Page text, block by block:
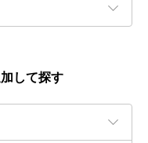
して探す